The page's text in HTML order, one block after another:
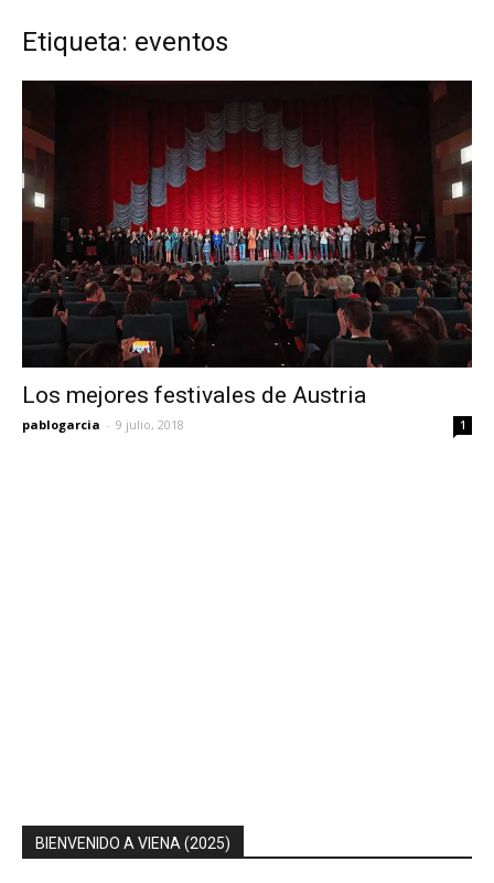
Etiqueta: eventos
Los mejores festivales de Austria
pablogarcia - 9 julio, 2018 1
BIENVENIDO A VIENA (2025)